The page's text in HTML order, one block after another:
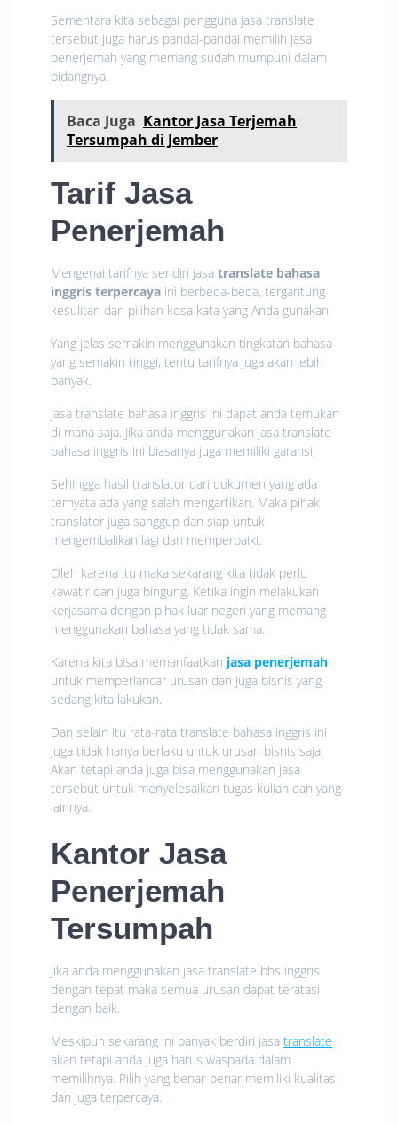
Sementara kita sebagai pengguna jasa translate
tersebut juga harus pandai-pandai memilih jasa
penerjemah yang memang sudah mumpuni dalam
bidangnya.
Baca Juga Kantor Jasa Terjemah
Tersumpah di Jember
Tarif Jasa
Penerjemah
Mengenai tarifnya sendiri jasa translate bahasa
inggris terpercaya ini berbeda-beda, tergantung
kesulitan dari pilihan kosa kata yang Anda gunakan.
Yang jelas semakin menggunakan tingkatan bahasa
yang semakin tinggi, tentu tarifnya juga akan lebih
banyak.
Jasa translate bahasa inggris ini dapat anda temukan
di mana saja. Jika anda menggunakan jasa translate
bahasa inggris ini biasanya juga memiliki garansi,
Sehingga hasil translator dari dokumen yang ada
ternyata ada yang salah mengartikan. Maka pihak
translator juga sanggup dan siap untuk
mengembalikan lagi dan memperbaiki.
Oleh karena itu maka sekarang kita tidak perlu
kawatir dan juga bingung. Ketika ingin melakukan
kerjasama dengan pihak luar negeri yang memang
menggunakan bahasa yang tidak sama.
Karena kita bisa memanfaatkan jasa penerjemah
untuk memperlancar urusan dan juga bisnis yang
sedang kita lakukan.
Dan selain itu rata-rata translate bahasa inggris ini
juga tidak hanya berlaku untuk urusan bisnis saja.
Akan tetapi anda juga bisa menggunakan jasa
tersebut untuk menyelesaikan tugas kuliah dan yang
lainnya.
Kantor Jasa
Penerjemah
Tersumpah
Jika anda menggunakan jasa translate bhs inggris
dengan tepat maka semua urusan dapat teratasi
dengan baik.
Meskipun sekarang ini banyak berdiri jasa translate
akan tetapi anda juga harus waspada dalam
memilihnya. Pilih yang benar-benar memiliki kualitas
dan juga terpercaya.